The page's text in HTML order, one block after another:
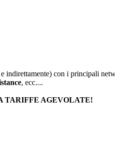
indirettamente) con i principali
, ecc....
TARIFFE AGEVOLATE!